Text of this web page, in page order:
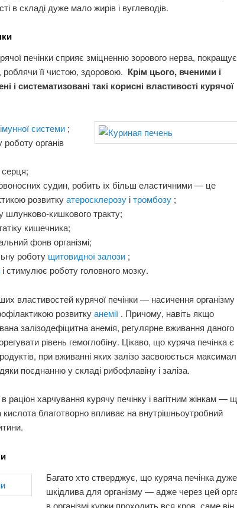
в складі дуже мало жирів і вуглеводів.
печінки сприяє зміцненню зорового нерва, покращує
роблячи її чистою, здоровою. Крім цього, вченими і
і систематизовані такі корисні властивості курячої
імунної системи ;
органів
серця;
судин, робить їх більш еластичними — це
розвиткуатеросклерозу ітромбозу ;
шлунково-кишкового тракту;
кишечника;
фонв організмі;
роботу щитовидної залози ;
і стимулює роботу головного мозку.
властивостей курячої печінки — насичення організму
розвиткуанемії . Причому, навіть якщо
залізодефіцитна анемія, регулярне вживання даного
рівень гемоглобіну. Цікаво, що куряча печінка є
при вживанні яких залізо засвоюється
поєднанню у складі рибофлавіну і заліза.
харчування курячу печінку і вагітним жінкам —
кислота благотворно впливає на внутрішньоутробний
Багато хто стверджує, що куряча печінка дуже
шкідлива для організму — адже через цей
в організмі курки проходить вся кров, саме він